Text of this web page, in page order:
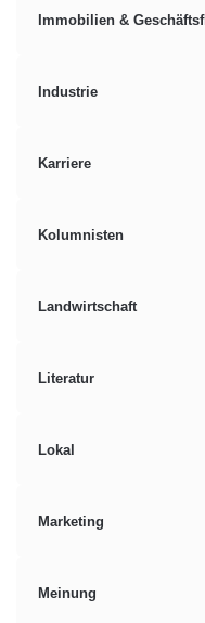
Immobilien &
Industrie
Karriere
Kolumnisten
Landwirtschaft
Literatur
Lokal
Marketing
Meinung